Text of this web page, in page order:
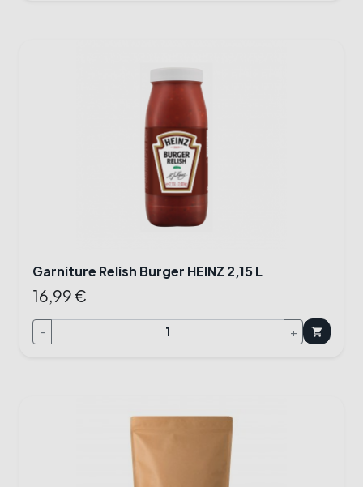
Garniture Relish Burger HEINZ 2,15 L
16,99 €
- + shopping_cart